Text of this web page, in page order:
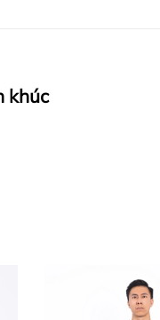
giúp giữ cho cơ thể
chịu vì mồ hôi hay
khúc